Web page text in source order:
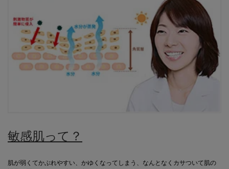
敏感肌って？
肌が弱くてかぶれやすい、かゆくなってしまう、なんとなくカサついて肌の